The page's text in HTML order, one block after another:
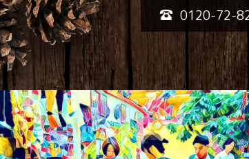
0120-72-